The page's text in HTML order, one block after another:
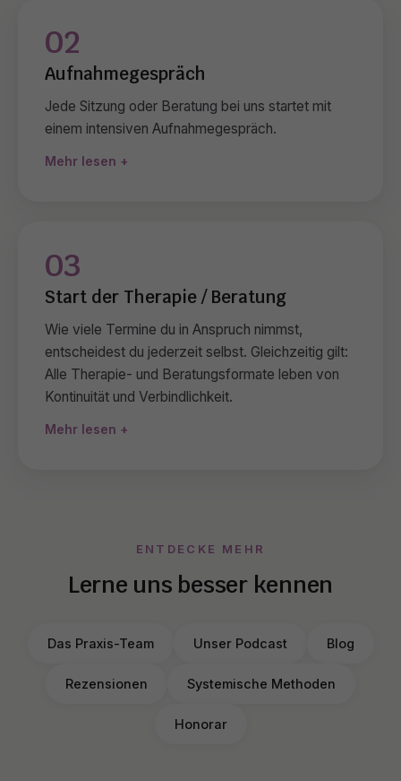
02
Aufnahmegespräch
Jede Sitzung oder Beratung bei uns startet mit
einem intensiven Aufnahmegespräch.
Mehr lesen
03
Start der Therapie / Beratung
Wie viele Termine du in Anspruch nimmst,
entscheidest du jederzeit selbst. Gleichzeitig gilt:
Alle Therapie- und Beratungsformate leben von
Kontinuität und Verbindlichkeit.
Mehr lesen
ENTDECKE MEHR
Lerne uns besser kennen
Das Praxis-Team Unser Podcast Blog
Rezensionen Systemische Methoden
Honorar